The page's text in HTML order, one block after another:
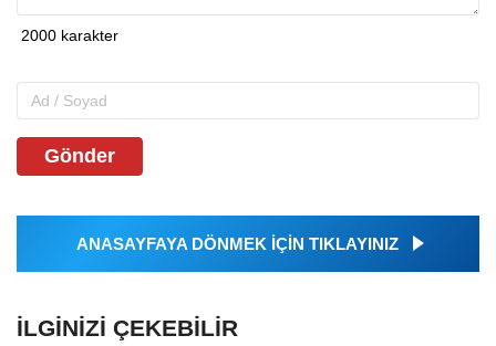
Gönder
ANASAYFAYA DÖNMEK İÇİN TIKLAYINIZ
İLGINIZI ÇEKEBILIR